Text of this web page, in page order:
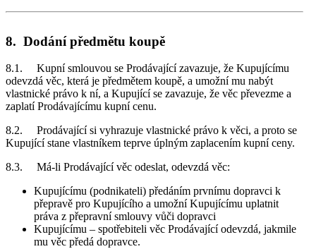
8. Dodání předmětu koupě
8.1. Kupní smlouvou se Prodávající zavazuje, že Kupujícímu
odevzdá věc, která je předmětem koupě, a umožní mu nabýt
vlastnické právo k ní, a Kupující se zavazuje, že věc převezme a
zaplatí Prodávajícímu kupní cenu.
8.2. Prodávající si vyhrazuje vlastnické právo k věci, a proto se
Kupující stane vlastníkem teprve úplným zaplacením kupní ceny.
8.3. Má-li Prodávající věc odeslat, odevzdá věc:
Kupujícímu (podnikateli) předáním prvnímu dopravci k
přepravě pro Kupujícího a umožní Kupujícímu uplatnit
práva z přepravní smlouvy vůči dopravci
Kupujícímu – spotřebiteli věc Prodávající odevzdá, jakmile
mu věc předá dopravce.